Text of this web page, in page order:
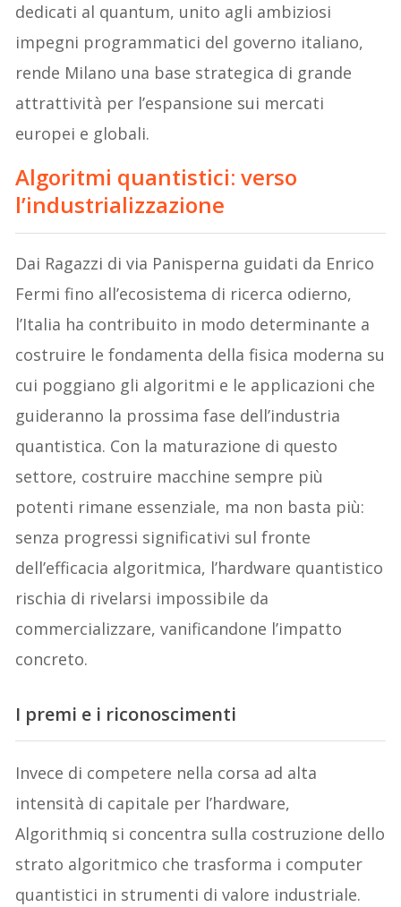
dedicati al quantum, unito agli ambiziosi
impegni programmatici del governo italiano,
rende Milano una base strategica di grande
attrattività per l’espansione sui mercati
europei e globali.
Algoritmi quantistici: verso
l’industrializzazione
Dai Ragazzi di via Panisperna guidati da Enrico
Fermi fino all’ecosistema di ricerca odierno,
l’Italia ha contribuito in modo determinante a
costruire le fondamenta della fisica moderna su
cui poggiano gli algoritmi e le applicazioni che
guideranno la prossima fase dell’industria
quantistica. Con la maturazione di questo
settore, costruire macchine sempre più
potenti rimane essenziale, ma non basta più:
senza progressi significativi sul fronte
dell’efficacia algoritmica, l’hardware quantistico
rischia di rivelarsi impossibile da
commercializzare, vanificandone l’impatto
concreto.
I premi e i riconoscimenti
Invece di competere nella corsa ad alta
intensità di capitale per l’hardware,
Algorithmiq si concentra sulla costruzione dello
strato algoritmico che trasforma i computer
quantistici in strumenti di valore industriale.